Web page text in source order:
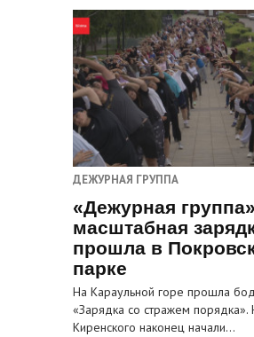
ДЕЖУРНАЯ ГРУППА
«Дежурная
масштабная
прошла в
парке
На Караульной горе прошла
«Зарядка со стражем порядка».
Киренского наконец начали…